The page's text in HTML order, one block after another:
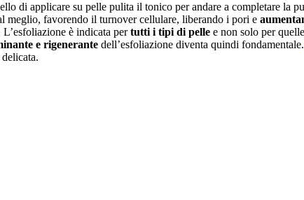
di applicare su pelle pulita il tonico per andare a completare la
meglio, favorendo il turnover cellulare, liberando i pori e
L’esfoliazione è indicata pertutti i tipi di pelle e non solo per
e rigenerante dell’esfoliazione diventa quindi fondamentale.